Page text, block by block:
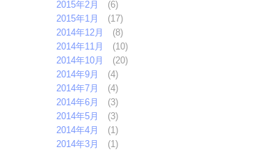
2015年2月
(6)
2015年1月
(17)
2014年12月
(8)
2014年11月
(10)
2014年10月
(20)
2014年9月
(4)
2014年7月
(4)
2014年6月
(3)
2014年5月
(3)
2014年4月
(1)
2014年3月
(1)